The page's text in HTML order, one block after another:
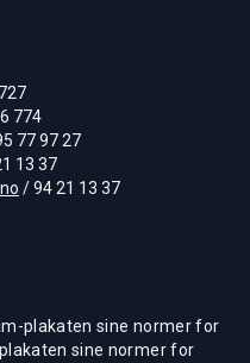
774
77 97 27
13 37
/ 94 21 13 37
plakaten sine normer for
sine normer for